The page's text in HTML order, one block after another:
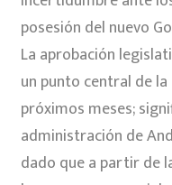
posesión del nuevo
La aprobación
un punto central de
próximos meses;
administración de
dado que a partir de